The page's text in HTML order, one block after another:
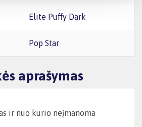
Elite Puffy Dark
Pop Star
aprašymas
ir nuo kurio neįmanoma